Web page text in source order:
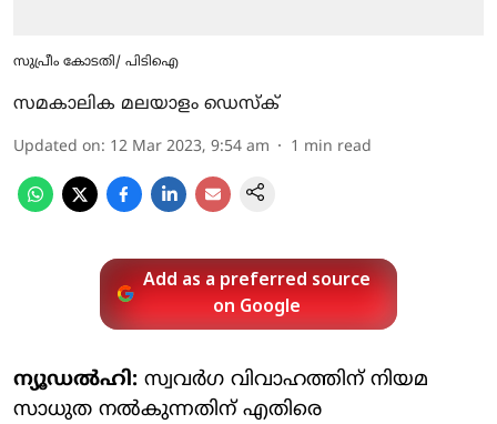
സുപ്രീം കോടതി/ പിടിഐ
സമകാലിക മലയാളം ഡെസ്ക്
Updated on: 12 Mar 2023, 9:54 am 1 min read
Add as a preferred source
on Google
ന്യൂഡല്‍ഹി: സ്വവര്‍ഗ വിവാഹത്തിന് നിയമ
സാധുത നല്‍കുന്നതിന് എതിരെ